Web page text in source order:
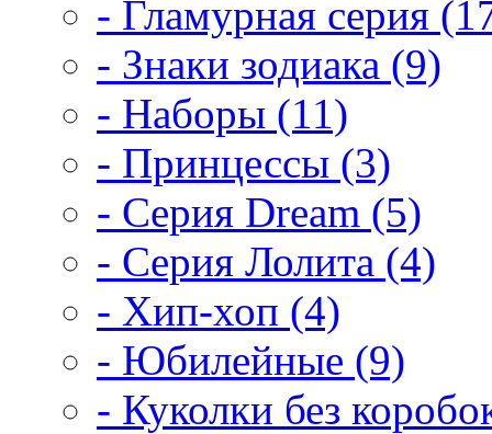
- Гламурная серия
- Знаки зодиака (9)
- Наборы (11)
- Принцессы (3)
- Серия Dream (5)
- Серия Лолита (4)
- Хип-хоп (4)
- Юбилейные (9)
- Куколки без